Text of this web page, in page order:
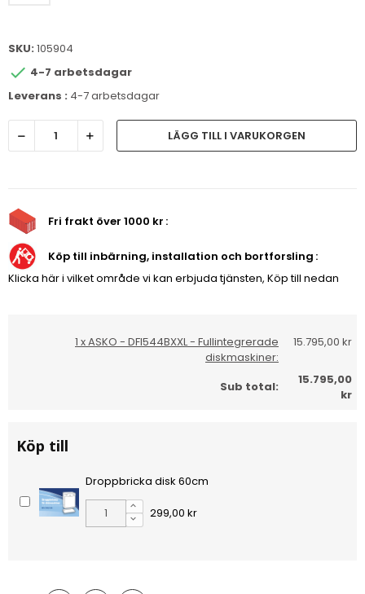
SKU: 105904
 4-7 arbetsdagar
Leverans : 4-7 arbetsdagar
LÄGG TILL I VARUKORGEN
Fri frakt över 1000 kr
Köp till inbärning, installation och bortforsling
Klicka här i vilket område vi kan erbjuda tjänsten, Köp till nedan
1 x ASKO - DFI544BXXL - Fullintegrerade
diskmaskiner:
15.795,00 kr
Sub total:
15.795,00
kr
Köp till
Droppbricka disk 60cm
299,00 kr